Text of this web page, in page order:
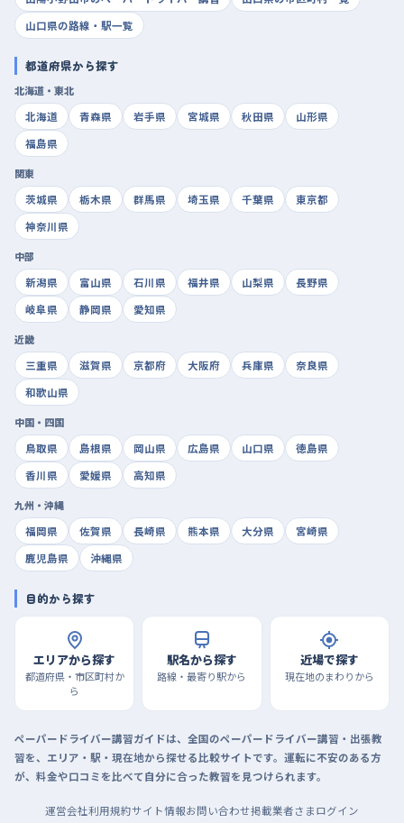
山口県の路線・駅一覧
都道府県から探す
北海道・東北
北海道
青森県 岩手県 宮城県 秋田県
山形県
福島県
関東
茨城県
栃木県 群馬県 埼玉県 千葉県
東京都
神奈川県
中部
新潟県
富山県 石川県 福井県 山梨県
長野県
岐阜県
静岡県 愛知県
近畿
三重県
滋賀県 京都府 大阪府 兵庫県
奈良県
和歌山県
中国・四国
鳥取県
島根県 岡山県 広島県 山口県
徳島県
香川県
愛媛県 高知県
九州・沖縄
福岡県
佐賀県 長崎県 熊本県 大分県
宮崎県
鹿児島県
沖縄県
目的から探す
エリアから探す
都道府県・市区町村か
ら
駅名から探す
路線・最寄り駅から
近場で探す
現在地のまわりから
ペーパードライバー講習ガイドは、全国のペーパードライバー講習・出張教
習を、エリア・駅・現在地から探せる比較サイトです。運転に不安のある方
が、料金や口コミを比べて自分に合った教習を見つけられます。
運営会社利用規約サイト情報お問い合わせ掲載業者さまログイン